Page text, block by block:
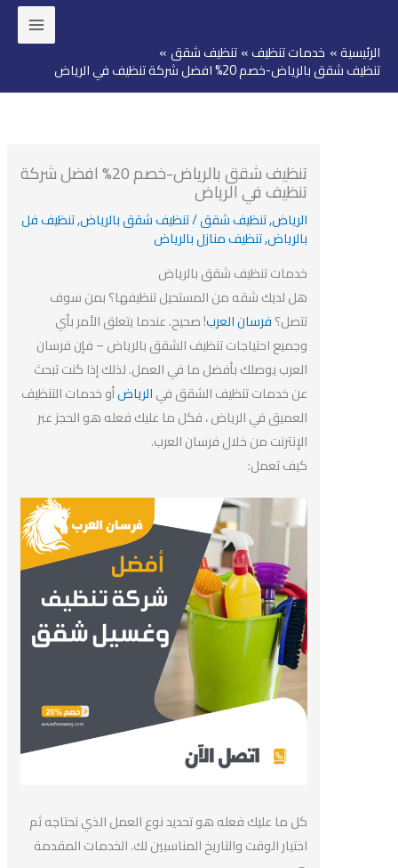
خدمات تنظيف تنظيف شقق
شقق بالرياض-خصم 20% افضل شركة تنظيف في الرياض
تنظيف شقق بالرياض-خصم 20% افضل شركة
تنظيف في الرياض
الرياض,تنظيف شقق/تنظيف شقق بالرياض,تنظيف فل
بالرياض,تنظيف منازل بالرياض
خدمات تنظيف شقق بالرياض
هل لديك شقه من المستحيل تنظيفها؟ بمن سوف
تتصل؟فرسان العرب! صحيح. عندما يتعلق الأمر بأي
وجميع احتياجات تنظيف الشقق بالرياض – فإن فرسان
العرب يوصلك بأفضل ما في العمل. لذلك إذا كنت تبحث
عن خدمات تنظيف الشقق فيالرياضأو خدمات التنظيف
العميق في الرياض ، فكل ما عليك فعله هو الحجز عبر
الإنترنت من خلال فرسان العرب.
كيف تعمل:
كل ما عليك فعله هو تحديد نوع العمل الذي تحتاجه ثم
اختيار الوقت والتاريخ المناسبين لك. الخدمات المقدمة